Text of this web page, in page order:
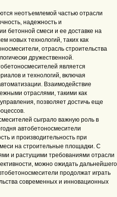
неотъемлемой частью отрасли
надежность и
бетонной смеси и ее доставке на
новых технологий, таких как
отрасль строительства
дружественной.
является
и технологий, включая
Взаимодействие
отраслями, такими как
позволяет достичь еще
сыграло важную роль в
автобетоносмесители
и производительность при
на строительные площадки. С
и растущими требованиями отрасли
можно ожидать дальнейшего
продолжат играть
современных и инновационных